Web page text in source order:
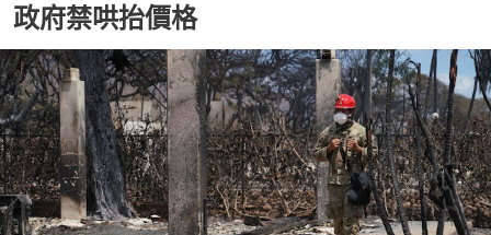
政府禁哄抬價格